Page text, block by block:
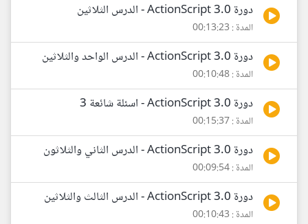
دورة ActionScript 3.0 - الدرس الثلاثين
المدة : 00:13:23
دورة ActionScript 3.0 - الدرس الواحد والثلاثين
المدة : 00:10:48
دورة ActionScript 3.0 - اسئلة شائعة 3
المدة : 00:15:37
دورة ActionScript 3.0 - الدرس الثاني والثلاثون
المدة : 00:09:54
دورة ActionScript 3.0 - الدرس الثالث والثلاثين
المدة : 00:10:43